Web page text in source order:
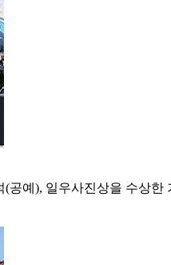
예), 일우사진상을 수상